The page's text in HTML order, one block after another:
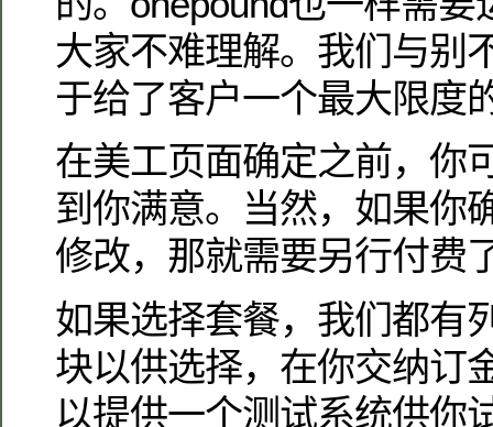
大家不难理解。我们与别
于给了客户一个最大限度
在美工页面确定之前，你
到你满意。当然，如果你
修改，那就需要另行付费
如果选择套餐，我们都有
块以供选择，在你交纳订
以提供一个测试系统供你